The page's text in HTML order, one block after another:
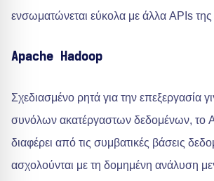
ενσωματώνεται εύκολα με άλλα APIs
Apache Hadoop
Σχεδιασμένο ρητά για την επεξεργασία
συνόλων ακατέργαστων δεδομένων, το
διαφέρει από τις συμβατικές βάσεις
ασχολούνται με τη δομημένη ανάλυση